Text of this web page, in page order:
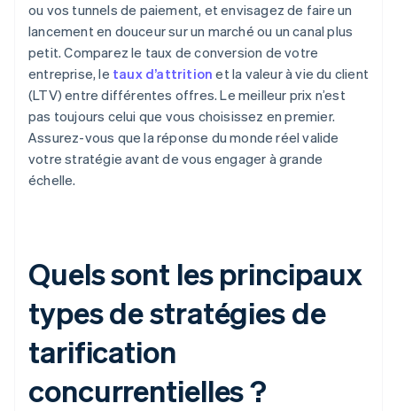
ou vos tunnels de paiement, et envisagez de faire un
lancement en douceur sur un marché ou un canal plus
petit. Comparez le taux de conversion de votre
entreprise, le taux d’attrition et la valeur à vie du client
(LTV) entre différentes offres. Le meilleur prix n’est
pas toujours celui que vous choisissez en premier.
Assurez-vous que la réponse du monde réel valide
votre stratégie avant de vous engager à grande
échelle.
Quels sont les principaux
types de stratégies de
tarification
concurrentielles ?